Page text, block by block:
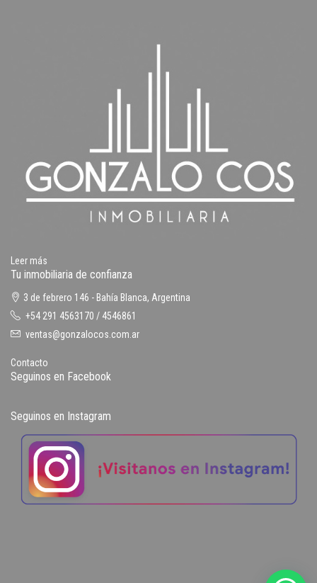
Leer más
Tu inmobiliaria de confianza
3 de febrero 146 - Bahía Blanca, Argentina
+54 291 4563170 / 4546861
ventas@gonzalocos.com.ar
Contacto
Seguinos en Facebook
Seguinos en Instagram